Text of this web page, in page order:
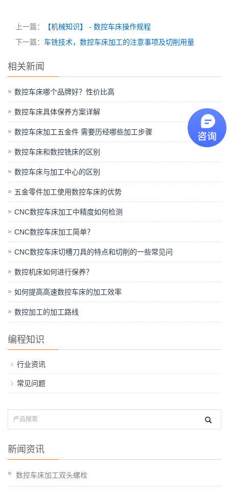
上一篇：
【机械知识】 - 数控车床操作规程
下一篇： 车铣技术，数控车床加工的注意事项及切削用量
相关新闻
数控车床哪个品牌好？性价比高
数控车床具体保养方案详解
数控车床加工五金件 需要历经哪些加工步骤
数控车床和数控铣床的区别
数控车床与加工中心的区别
五金零件加工使用数控车床的优势
CNC数控车床加工中精度如何检测
CNC数控车床加工简单？
CNC数控车床切槽刀具的特点和切削的一些常见问
数控机床如何进行保养？
如何提高高速数控车床的加工效率
数控加工的加工路线
编程知识
行业资讯
常见问题
新闻资讯
数控车床加工双头螺栓